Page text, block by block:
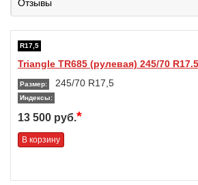
Отзывы
R17,5
Triangle TR685 (рулевая) 245/70
Размер: 245/70 R17,5
Индексы:
13 500 руб.*
В корзину